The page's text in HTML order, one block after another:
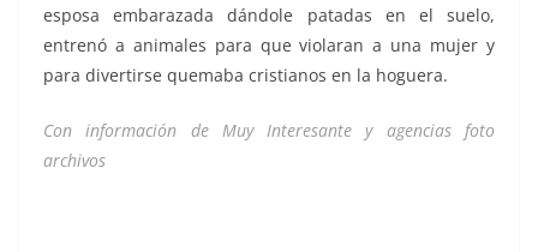
esposa embarazada dándole patadas en el suelo,
entrenó a animales para que violaran a una mujer y
para divertirse quemaba cristianos en la hoguera.
Con información de Muy Interesante y agencias foto
archivos